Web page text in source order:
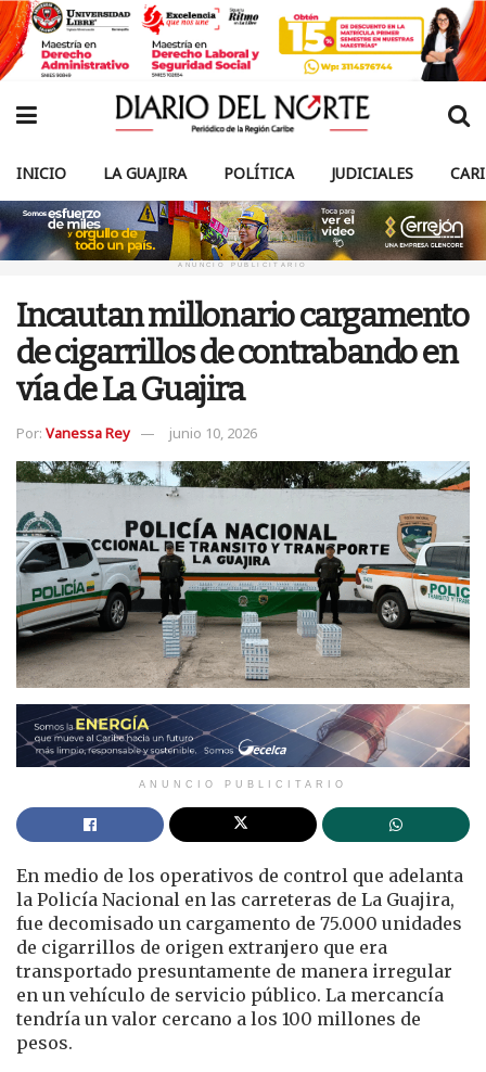
INICIO LA GUAJIRA POLÍTICA JUDICIALES
ANUNCIO PUBLICITARIO
Incautan millonario cargamento
de cigarrillos de contrabando en
vía de La Guajira
Por: Vanessa Rey junio 10, 2026
ANUNCIO PUBLICITARIO
En medio de los operativos de control que adelanta
la Policía Nacional en las carreteras de La Guajira,
fue decomisado un cargamento de 75.000 unidades
de cigarrillos de origen extranjero que era
transportado presuntamente de manera irregular
en un vehículo de servicio público. La mercancía
tendría un valor cercano a los 100 millones de
pesos.